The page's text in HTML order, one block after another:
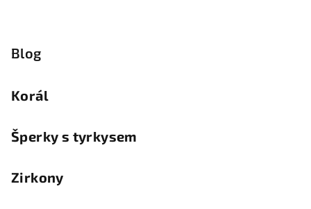
Blog
Korál
Šperky s tyrkysem
Zirkony